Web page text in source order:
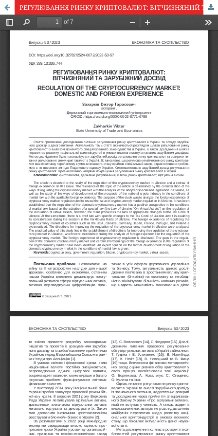
РЕГУЛЮВАННЯ РИНКУ КРИПТОВАЛЮТ: ВІТЧИЗНЯНИЙ ТА ЗАРУБІЖНИЙ ДОСВІД